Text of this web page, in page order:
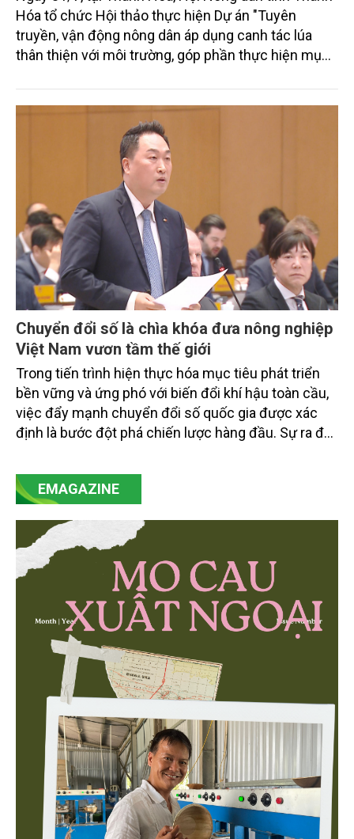
Hóa tổ chức Hội thảo thực hiện Dự án "Tuyên
truyền, vận động nông dân áp dụng canh tác lúa
thân thiện với môi trường, góp phần thực hiện mục
trình thu hút sự tham gia của đông đảo đại biểu đến
từ các cơ quan quản lý nhà nước, đơn vị nghiên cứu,
doanh nghiệp, hợp tác xã và nông dân đang trực
tiếp triển khai mô hình sản xuất lúa phát thải thấp.
Chuyển đổi số là chìa khóa đưa nông nghiệp
Việt Nam vươn tầm thế giới
Trong tiến trình hiện thực hóa mục tiêu phát triển
bền vững và ứng phó với biến đổi khí hậu toàn cầu,
việc đẩy mạnh chuyển đổi số quốc gia được xác
định là bước đột phá chiến lược hàng đầu. Sự ra đời
mạnh mẽ, thúc đẩy quá trình cải cách toàn diện,
minh bạch hóa chuỗi cung ứng và nâng cao hiệu
then chốt là nông nghiệp và môi trường.
EMAGAZINE